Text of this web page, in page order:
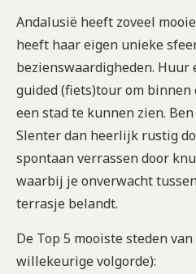
Andalusië heeft zoveel
heeft haar eigen unieke
bezienswaardigheden. Huur
guided (fiets)tour om
een stad te kunnen zien.
Slenter dan heerlijk rustig
spontaan verrassen door
waarbij je onverwacht
terrasje belandt.
De Top 5 mooiste steden
willekeurige volgorde):